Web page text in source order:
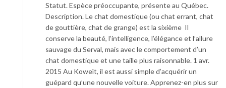
Statut. Espèce préoccupante, présente au Québec.
Description. Le chat domestique (ou chat errant, chat
de gouttière, chat de grange) est la sixième Il
conserve la beauté, l’intelligence, l’élégance et l’allure
sauvage du Serval, mais avec le comportement d’un
chat domestique et une taille plus raisonnable. 1 avr.
2015 Au Koweït, il est aussi simple d’acquérir un
guépard qu’une nouvelle voiture. Apprenez-en plus sur